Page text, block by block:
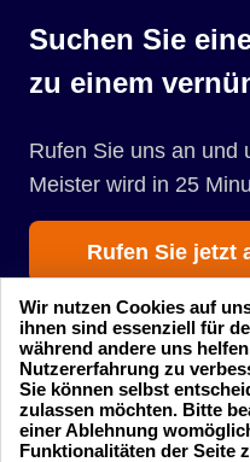
Suchen Sie
zu einem
Rufen Sie uns an und
Meister wird in 25
Rufen Sie jetzt
Startseite
24 Stunden am Tag
Wir nutzen Cookies auf
ihnen sind essenziell für
während andere uns
Nutzererfahrung zu
Sie können selbst
zulassen möchten. Bitte
einer Ablehnung
Funktionalitäten der Seite